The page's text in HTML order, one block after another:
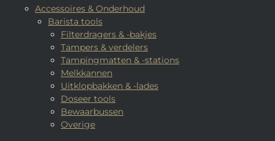
Accessoires & Onderhoud
Barista tools
Filterdragers & -bakjes
Tampers & verdelers
Tampingmatten & -stations
Melkkannen
Uitklopbakken & -lades
Doseer tools
Bewaarbussen
Overige